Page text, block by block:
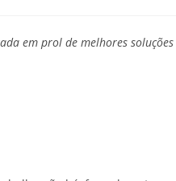
em prol de melhores soluções